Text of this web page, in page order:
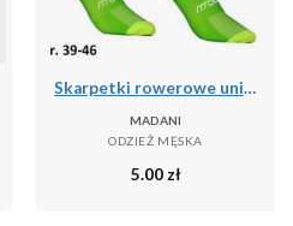
Skarpetki rowerowe unisex madani Parrot
MADANI
ODZIEŻ MĘSKA
5.00 zł